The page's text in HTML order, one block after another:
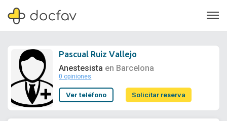
Soporte
Pascual Ruiz Vallejo
Anestesista en Barcelona
0 opiniones
Ver teléfono Solicitar reserva